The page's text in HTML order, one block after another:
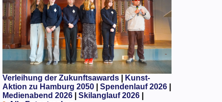
Verleihung der Zukunftsawards|
Kunst-
Aktion zu Hamburg 2050
Spendenlauf 2026|
Medienabend 2026| Skilanglauf 2026|